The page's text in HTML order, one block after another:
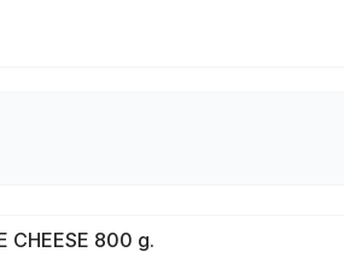
CHEESE 800 g.